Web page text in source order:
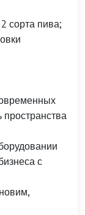
сорта пива;
пространства
с